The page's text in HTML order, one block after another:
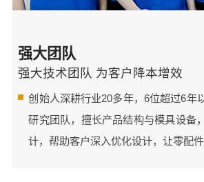
强大团队
强大技术团队 为客户降本增效
创始人深耕行业20多年，6位超过6年
研究团队，擅长产品结构与模具设备
计，帮助客户深入优化设计，让零配件